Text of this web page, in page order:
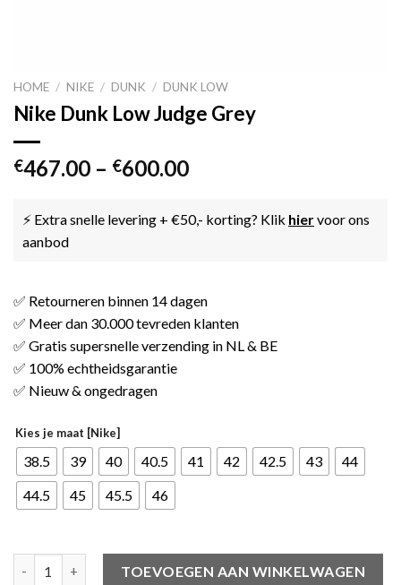
HOME / NIKE / DUNK / DUNK LOW
Nike Dunk Low Judge Grey
€467.00 – €600.00
⚡ Extra snelle levering + €50,- korting? Klik hiervoor ons
aanbod
✅ Retourneren binnen 14 dagen
✅ Meer dan 30.000 tevreden klanten
✅ Gratis supersnelle verzending in NL & BE
✅ 100% echtheidsgarantie
✅ Nieuw & ongedragen
Kies je maat [Nike]
38.5 39 40 40.5 41 42 42.5 43
44
44.5
45 45.5 46
TOEVOEGEN AAN WINKELWAGEN